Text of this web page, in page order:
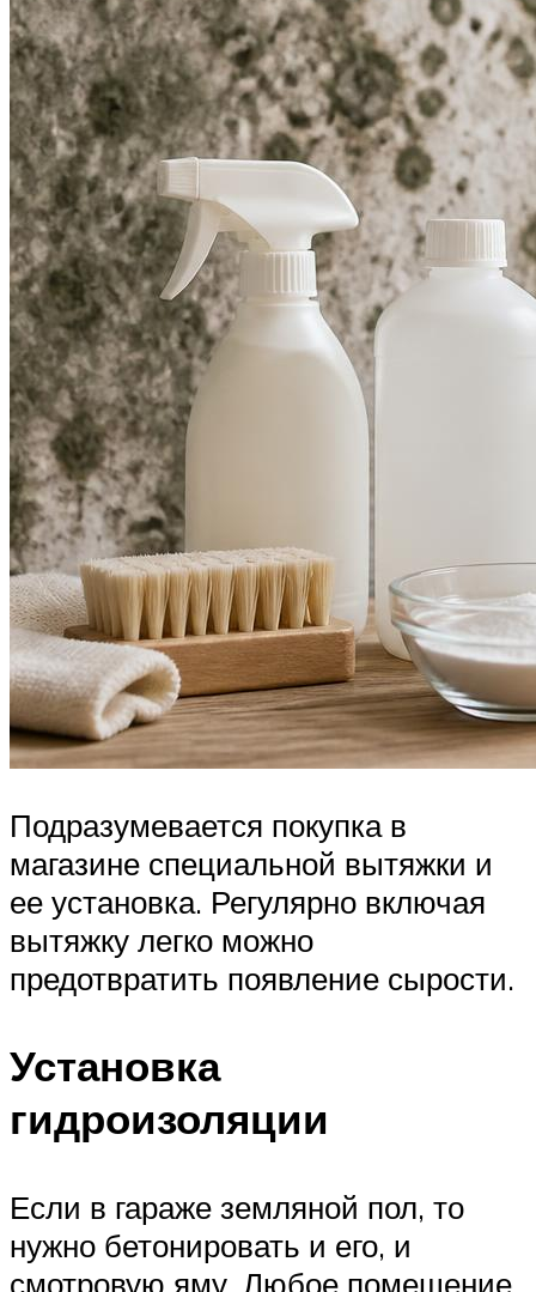
Подразумевается покупка в
магазине специальной вытяжки и
ее установка. Регулярно включая
вытяжку легко можно
предотвратить появление сырости.
Установка
гидроизоляции
Если в гараже земляной пол, то
нужно бетонировать и его, и
смотровую яму. Любое помещение